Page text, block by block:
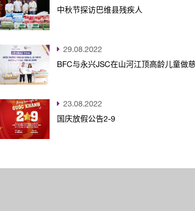
中秋节探访巴维县残疾人
29.08.2022
BFC与永兴JSC在山河江顶高龄儿童做
23.08.2022
国庆放假公告2-9